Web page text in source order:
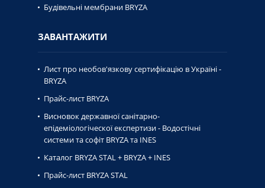
Будівельні мембрани BRYZA
ЗАВАНТАЖИТИ
Лист про необов'язкову сертифікацію в Україні -
BRYZA
Прайс-лист BRYZA
Висновок державної caнiтaрно-
епiдемiологiческої експертизи - Водостічні
системи та софіт BRYZA та INES
Каталог BRYZA STAL + BRYZA + INES
Прайс-лист BRYZA STAL